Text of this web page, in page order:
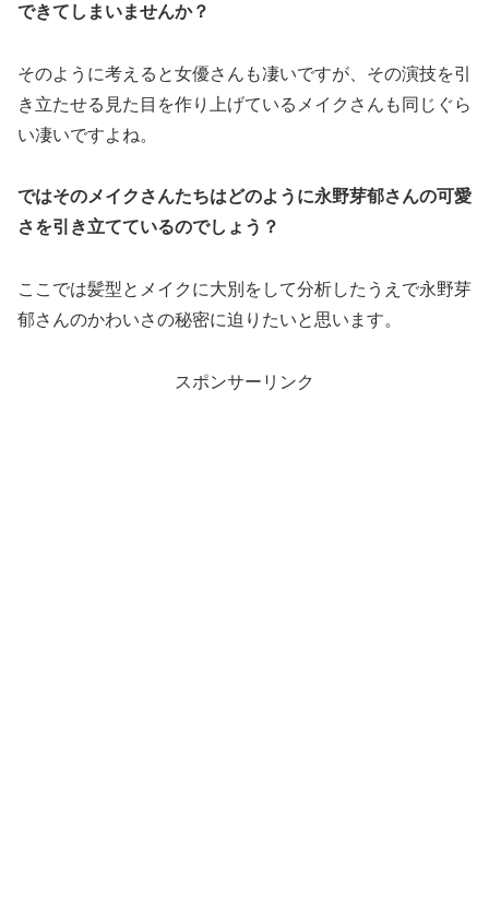
できてしまいませんか？
そのように考えると女優さんも凄いですが、その演技を引
き立たせる見た目を作り上げているメイクさんも同じぐら
い凄いですよね。
ではそのメイクさんたちはどのように永野芽郁さんの可愛
さを引き立てているのでしょう？
ここでは髪型とメイクに大別をして分析したうえで永野芽
郁さんのかわいさの秘密に迫りたいと思います。
スポンサーリンク